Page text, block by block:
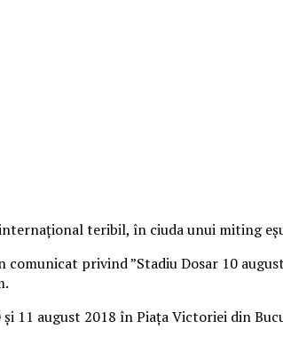
teribil, în ciuda unui miting
privind ”Stadiu Dosar 10
august 2018 în Piața Victoriei din